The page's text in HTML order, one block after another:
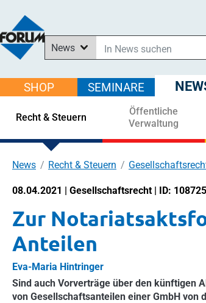
News
In Downloads suchen
Im Shop suchen
In Seminaren suchen
SHOP SEMINARE
Recht & Steuern
Öffentliche
Verwaltung
News Recht & Steuern
08.04.2021 | Gesellschaftsrecht | ID:
Zur
Anteilen
Eva-Maria Hintringer
Sind auch Vorverträge über den künftigen
von Gesellschaftsanteilen einer GmbH von